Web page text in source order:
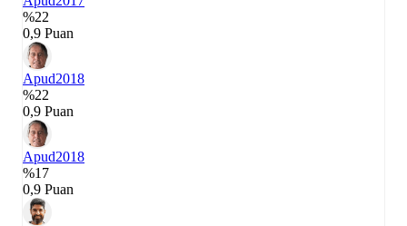
%22
0,9 Puan
Apud2018
%22
0,9 Puan
Apud2018
%17
0,9 Puan